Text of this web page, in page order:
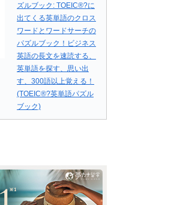
ズルブック: TOEIC®?に
出てくる英単語のクロス
ワードとワードサーチの
パズルブック！ビジネス
英語の長文を速読する、
英単語を探す、思い出
す、300語以上覚える！
(TOEIC®?英単語パズル
ブック)